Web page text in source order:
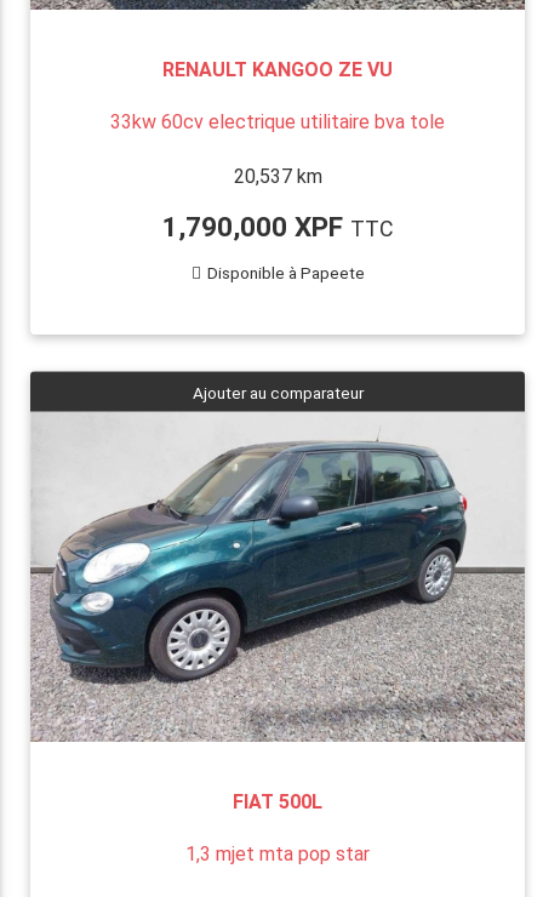
RENAULT KANGOO ZE VU
33kw 60cv electrique utilitaire bva tole
20,537 km
1,790,000 XPF TTC
Disponible à Papeete
Ajouter au comparateur
FIAT 500L
1,3 mjet mta pop star